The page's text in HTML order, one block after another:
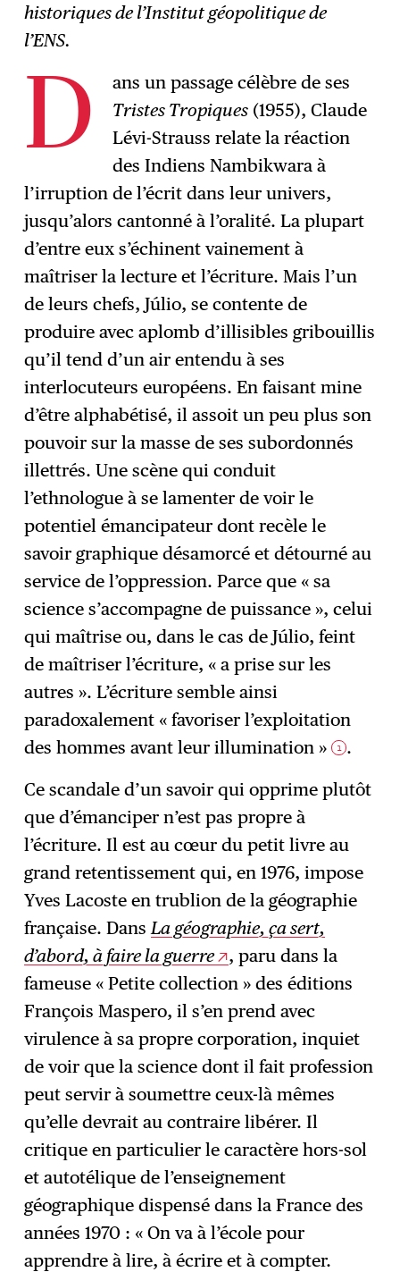
historiques de l’Institut géopolitique de
l’ENS.
D
ans un passage célèbre de ses
Tristes Tropiques (1955), Claude
Lévi-Strauss relate la réaction
des Indiens Nambikwara à
l’irruption de l’écrit dans leur univers,
jusqu’alors cantonné à l’oralité. La plupart
d’entre eux s’échinent vainement à
maîtriser la lecture et l’écriture. Mais l’un
de leurs chefs, Júlio, se contente de
produire avec aplomb d’illisibles gribouillis
qu’il tend d’un air entendu à ses
interlocuteurs européens. En faisant mine
d’être alphabétisé, il assoit un peu plus son
pouvoir sur la masse de ses subordonnés
illettrés. Une scène qui conduit
l’ethnologue à se lamenter de voir le
potentiel émancipateur dont recèle le
savoir graphique désamorcé et détourné au
service de l’oppression. Parce que « sa
science s’accompagne de puissance », celui
qui maîtrise ou, dans le cas de Júlio, feint
de maîtriser l’écriture, « a prise sur les
autres ». L’écriture semble ainsi
paradoxalement « favoriser l’exploitation
des hommes avant leur illumination » 1 .
Ce scandale d’un savoir qui opprime plutôt
que d’émanciper n’est pas propre à
l’écriture. Il est au cœur du petit livre au
grand retentissement qui, en 1976, impose
Yves Lacoste en trublion de la géographie
française. Dans La géographie, ça sert,
d’abord, à faire la guerre
, paru dans la
fameuse « Petite collection » des éditions
François Maspero, il s’en prend avec
virulence à sa propre corporation, inquiet
de voir que la science dont il fait profession
peut servir à soumettre ceux-là mêmes
qu’elle devrait au contraire libérer. Il
critique en particulier le caractère hors-sol
et autotélique de l’enseignement
géographique dispensé dans la France des
années 1970 : « On va à l’école pour
apprendre à lire, à écrire et à compter.